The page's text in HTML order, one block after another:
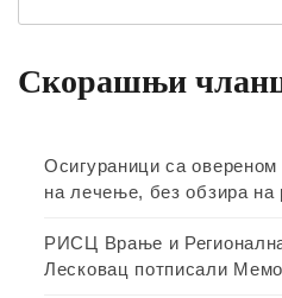
Скорашњи
Осигураници са овереном
на лечење, без обзира
РИСЦ Врање и
Лесковац потписали